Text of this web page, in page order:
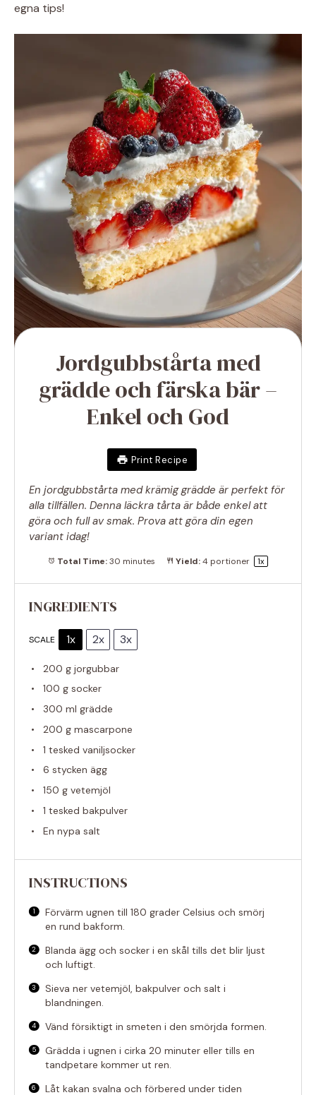
egna tips!
Jordgubbstårta med
grädde och färska bär –
Enkel och God
Print Recipe
En jordgubbstårta med krämig grädde är perfekt för
alla tillfällen. Denna läckra tårta är både enkel att
göra och full av smak. Prova att göra din egen
variant idag!
Total Time:30 minutes Yield:4portioner 1x
INGREDIENTS
SCALE 1x 2x 3x
200 g jorgubbar
100 g socker
300 ml grädde
200 g mascarpone
1 tesked vaniljsocker
6 stycken ägg
150 g vetemjöl
1 tesked bakpulver
En nypa salt
INSTRUCTIONS
Förvärm ugnen till 180 grader Celsius och smörj
en rund bakform.
Blanda ägg och socker i en skål tills det blir ljust
och luftigt.
Sieva ner vetemjöl, bakpulver och salt i
blandningen.
Vänd försiktigt in smeten i den smörjda formen.
Grädda i ugnen i cirka 20 minuter eller tills en
tandpetare kommer ut ren.
Låt kakan svalna och förbered under tiden